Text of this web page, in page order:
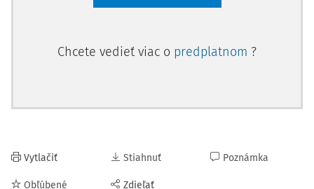
Chcete vedieť viac o predplatnom ?
Vytlačiť
Obľúbené
Stiahnuť
Zdieľať
Poznámka